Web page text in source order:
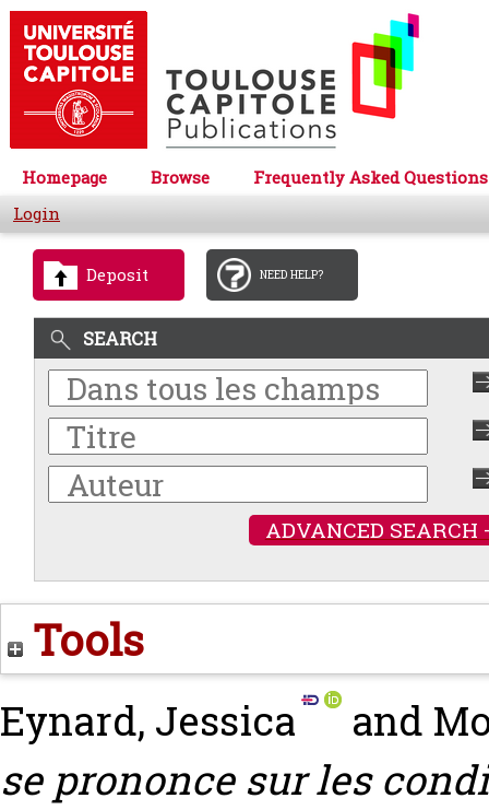
Homepage Browse
Frequently Asked Questions
Login
Deposit NEED HELP?
SEARCH
ADVANCED SEARCH
Tools
Eynard, Jessica and
se prononce sur les